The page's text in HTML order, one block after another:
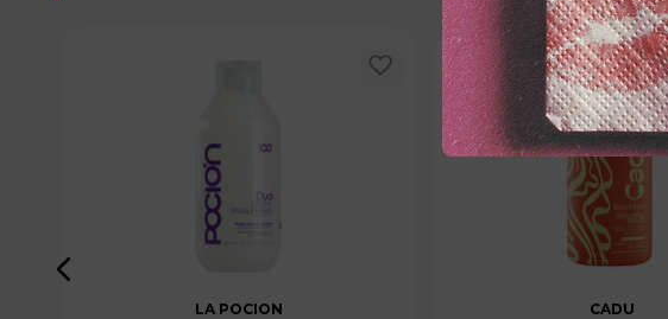
LA POCION CADU